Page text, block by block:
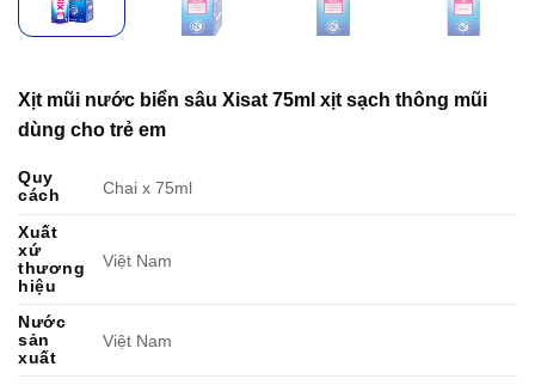
Xịt mũi nước biển sâu Xisat 75ml xịt sạch thông mũi
dùng cho trẻ em
Quy
cách
Chai x 75ml
Xuất
xứ
thương
hiệu
Việt Nam
Nước
sản
xuất
Việt Nam